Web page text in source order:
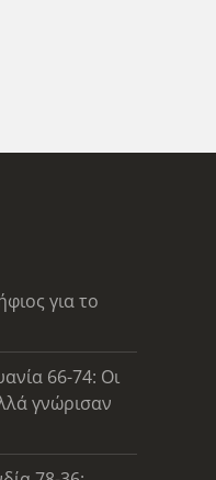
για το
66-74: Οι
γνώρισαν